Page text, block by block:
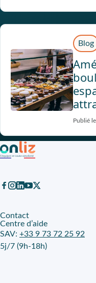
Blog
Publié
Contact
Centre d’aide
SAV: +33 9 73 72 25 92
5j/7 (9h-18h)